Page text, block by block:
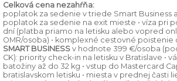
Celková cena nezahŕňa:
poplatok za sedenie v triede Smart Business
poplatok za sedenie na exit mieste • víza pri
dní (platba priamo na letisku alebo vopred
OMR/osoba) • komplexné cestovné poistenie
SMART BUSINESS v hodnote 399 €/osoba
CK): priority check-in na letisku v Bratislave •
batožiny až do 32 kg • vstup do Mastercard
bratislavskom letisku • miesta v prednej časti